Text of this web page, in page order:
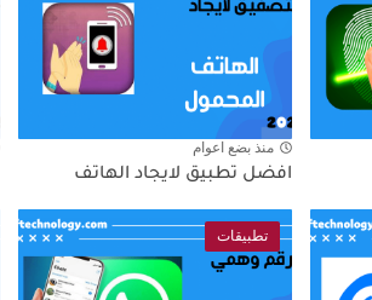
منذ بضع اعوام
افضل تطبيق لايجاد الهاتف
تطبيقات